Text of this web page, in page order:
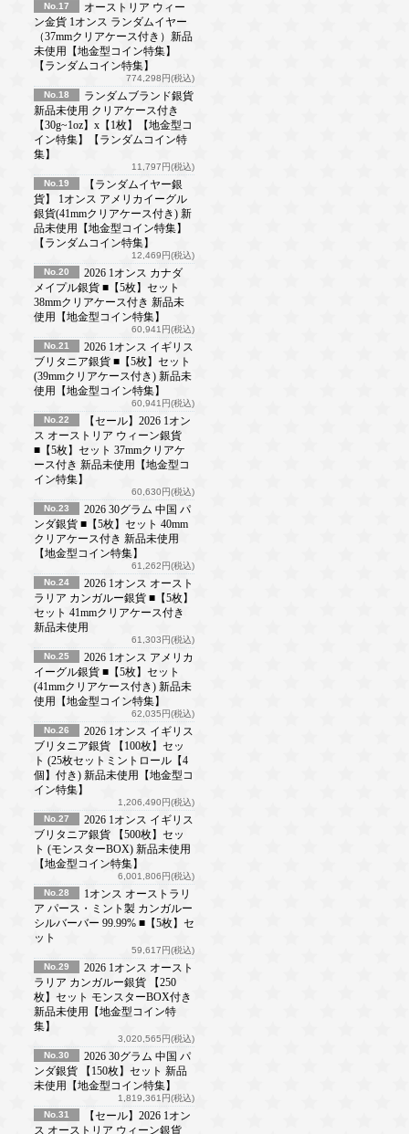
No.17
オーストリア ウィー
ン金貨 1オンス ランダムイヤー
（37mmクリアケース付き）新品
未使用【地金型コイン特集】
【ランダムコイン特集】
774,298円(税込)
No.18
ランダムブランド銀貨
新品未使用 クリアケース付き
【30g~1oz】x【1枚】【地金型コ
イン特集】【ランダムコイン特
集】
11,797円(税込)
No.19
【ランダムイヤー銀
貨】 1オンス アメリカイーグル
銀貨(41mmクリアケース付き) 新
品未使用【地金型コイン特集】
【ランダムコイン特集】
12,469円(税込)
No.20
2026 1オンス カナダ
メイプル銀貨 ■【5枚】セット
38mmクリアケース付き 新品未
使用【地金型コイン特集】
60,941円(税込)
No.21
2026 1オンス イギリス
ブリタニア銀貨 ■【5枚】セット
(39mmクリアケース付き) 新品未
使用【地金型コイン特集】
60,941円(税込)
No.22
【セール】2026 1オン
ス オーストリア ウィーン銀貨
■【5枚】セット 37mmクリアケ
ース付き 新品未使用【地金型コ
イン特集】
60,630円(税込)
No.23
2026 30グラム 中国 パ
ンダ銀貨 ■【5枚】セット 40mm
クリアケース付き 新品未使用
【地金型コイン特集】
61,262円(税込)
No.24
2026 1オンス オースト
ラリア カンガルー銀貨 ■【5枚】
セット 41mmクリアケース付き
新品未使用
61,303円(税込)
No.25
2026 1オンス アメリカ
イーグル銀貨 ■【5枚】セット
(41mmクリアケース付き) 新品未
使用【地金型コイン特集】
62,035円(税込)
No.26
2026 1オンス イギリス
ブリタニア銀貨 【100枚】セッ
ト (25枚セットミントロール【4
個】付き) 新品未使用【地金型コ
イン特集】
1,206,490円(税込)
No.27
2026 1オンス イギリス
ブリタニア銀貨 【500枚】セッ
ト (モンスターBOX) 新品未使用
【地金型コイン特集】
6,001,806円(税込)
No.28
1オンス オーストラリ
ア パース・ミント製 カンガルー
シルバーバー 99.99% ■【5枚】セ
ット
59,617円(税込)
No.29
2026 1オンス オースト
ラリア カンガルー銀貨 【250
枚】セット モンスターBOX付き
新品未使用【地金型コイン特
集】
3,020,565円(税込)
No.30
2026 30グラム 中国 パ
ンダ銀貨 【150枚】セット 新品
未使用【地金型コイン特集】
1,819,361円(税込)
No.31
【セール】2026 1オン
ス オーストリア ウィーン銀貨